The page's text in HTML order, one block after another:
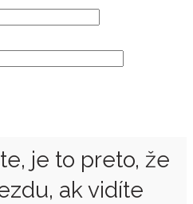
je to preto, že
ak vidíte